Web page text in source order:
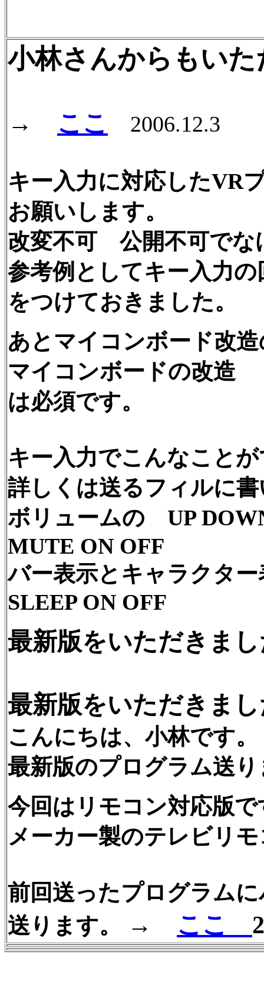
小林さんからもい
→ ここ 2006.12.3
キー入力に対応したVR
お願いします。
改変不可 公開不可でな
参考例としてキー入力
をつけておきました。
あとマイコンボード改
マイコンボードの改造
は必須です。
キー入力でこんなこと
詳しくは送るフィルに
ボリュームの UP
MUTE ON OFF
バー表示とキャラクタ
SLEEP ON OFF
最新版をいただき
最新版をいただき
こんにちは、小林です。
最新版のプログラム送
今回はリモコン対応版で
メーカー製のテレビリ
前回送ったプログラム
送ります。
→ ここ